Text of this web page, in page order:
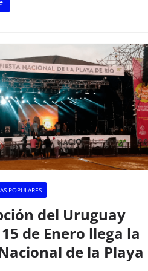
A
p
p
ar
tir
POPULARES
del Uruguay
15 de Enero llega la
de la Playa